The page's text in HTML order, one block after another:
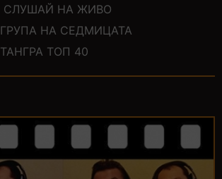
СЛУШАЙ НА ЖИВО
ГРУПА НА СЕДМИЦАТА
ТАНГРА ТОП 40